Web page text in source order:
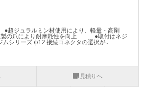
超ジュラルミン材使用により、軽量・高剛
爪により耐摩耗性を向上 ●取付はネジ
ムシリーズ ф12 接続コネクタの選択が..
見積りへ